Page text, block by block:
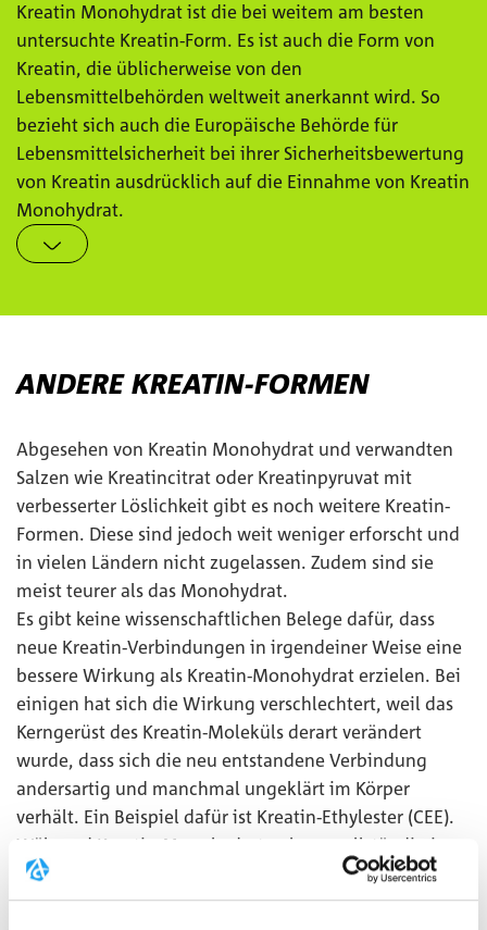
Kreatin Monohydrat ist die bei weitem am besten
untersuchte Kreatin-Form. Es ist auch die Form von
Kreatin, die üblicherweise von den
Lebensmittelbehörden weltweit anerkannt wird. So
bezieht sich auch die Europäische Behörde für
Lebensmittelsicherheit bei ihrer Sicherheitsbewertung
von Kreatin ausdrücklich auf die Einnahme von Kreatin
Monohydrat.
ANDERE KREATIN-FORMEN
Abgesehen von Kreatin Monohydrat und verwandten
Salzen wie Kreatincitrat oder Kreatinpyruvat mit
verbesserter Löslichkeit gibt es noch weitere Kreatin-
Formen. Diese sind jedoch weit weniger erforscht und
in vielen Ländern nicht zugelassen. Zudem sind sie
meist teurer als das Monohydrat.
Es gibt keine wissenschaftlichen Belege dafür, dass
neue Kreatin-Verbindungen in irgendeiner Weise eine
bessere Wirkung als Kreatin-Monohydrat erzielen. Bei
einigen hat sich die Wirkung verschlechtert, weil das
Kerngerüst des Kreatin-Moleküls derart verändert
wurde, dass sich die neu entstandene Verbindung
andersartig und manchmal ungeklärt im Körper
verhält. Ein Beispiel dafür ist Kreatin-Ethylester (CEE).
Während Kreatin-Monohydrat nahezu vollständig in
den Körper aufgenommen wird, gibt es
wissenschaftliche Studien, die zeigen, dass CEE im